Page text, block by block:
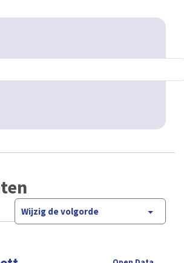
Wijzig de volgorde